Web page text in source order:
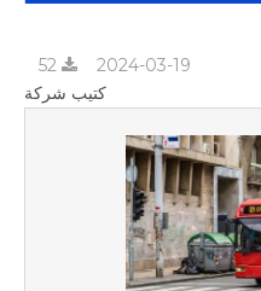
2024-03-19
كتيب شركة